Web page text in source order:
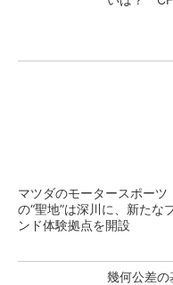
マツダのモータースポーツ
の“聖地”は深川に、新たな
ンド体験拠点を開設
幾何公差の